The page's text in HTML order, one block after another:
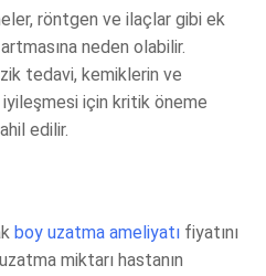
röntgen ve ilaçlar gibi ek
neden olabilir.
tedavi, kemiklerin ve
iyileşmesi için kritik öneme
edilir.
boy uzatma ameliyatı fiyatını
miktarı hastanın